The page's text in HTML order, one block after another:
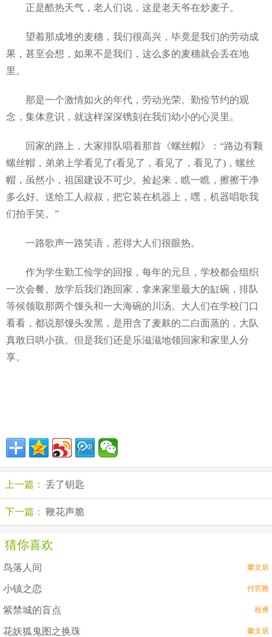
正是酷热天气，老人们说，这是老天爷在炒麦子。
望着那成堆的麦穗，我们很高兴，毕竟是我们的劳动成
果，甚至会想，如果不是我们，这么多的麦穗就会丢在地
里。
那是一个激情如火的年代，劳动光荣、勤俭节约的观
念，集体意识，就这样深深镌刻在我们幼小的心灵里。
回家的路上，大家排队唱着那首《螺丝帽》：“路边有颗
螺丝帽，弟弟上学看见了(看见了，看见了，看见了)，螺丝
帽，虽然小，祖国建设不可少。捡起来，瞧一瞧，擦擦干净
多么好。送给工人叔叔，把它装在机器上，嘿，机器唱歌我
们拍手笑。”
一路歌声一路笑语，惹得大人们很眼热。
作为学生勤工俭学的回报，每年的元旦，学校都会组织
一次会餐。放学后我们跑回家，拿来家里最大的缸碗，排队
等候领取那两个馒头和一大海碗的川汤。大人们在学校门口
看看，都说那馒头发黑，是用含了麦麸的二白面蒸的，大队
真敢日哄小孩。但是我们还是乐滋滋地领回家和家里人分
享。
上一篇： 丢了钥匙
下一篇： 鞭花声脆
猜你喜欢
鸟落人间 馨文居
小镇之恋 付官雅
紫禁城的盲点 祝勇
花妖狐鬼图之换珠 馨文居